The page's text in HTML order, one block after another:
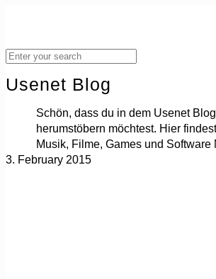
Usenet Blog
Schön, dass du in dem Usenet Blog
herumstöbern möchtest. Hier
Musik, Filme, Games und Software
3. February 2015